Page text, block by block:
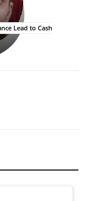
Lead to Cash